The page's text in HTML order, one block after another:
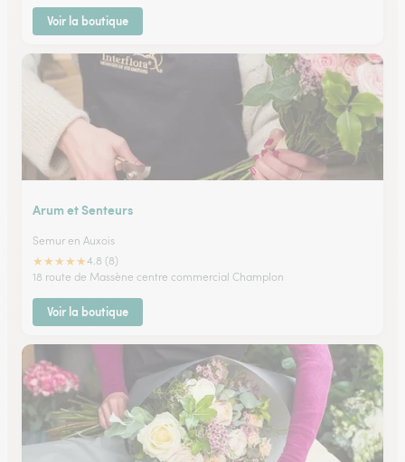
Voir la boutique
Arum et Senteurs
Semur en Auxois
★★★★★4.8 (8)
18 route de Massène centre commercial Champlon
Voir la boutique